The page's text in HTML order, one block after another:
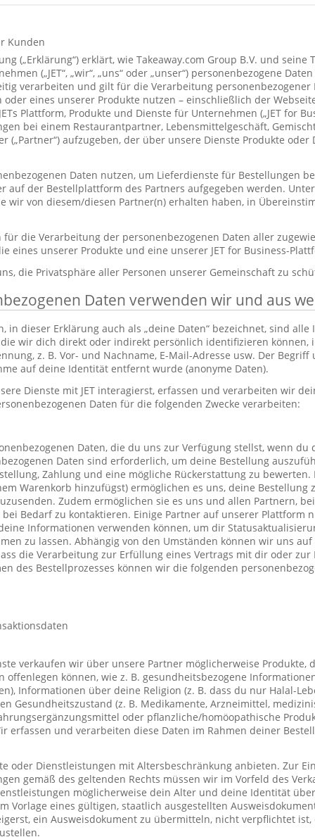
Kunden
(„Erklärung“) erklärt, wie Takeaway.com Group B.V. und seine
(„JET“, „wir“, „uns“ oder „unser“) personenbezogene
verarbeiten und gilt für die Verarbeitung personenbezogener
eines unserer Produkte nutzen – einschließlich der
Plattform, Produkte und Dienste für Unternehmen („JET for
bei einem Restaurantpartner, Lebensmittelgeschäft,
(„Partner“) aufzugeben, der über unsere Dienste Produkte
Daten nutzen, um Lieferdienste für Bestellungen
auf der Bestellplattform des Partners aufgegeben werden.
wir von diesem/diesen Partner(n) erhalten haben, in
für die Verarbeitung der personenbezogenen Daten aller
eines unserer Produkte und eine unserer JET for Business-
die Privatsphäre aller Personen unserer Gemeinschaft zu
Daten verwenden wir und aus
in dieser Erklärung auch als „deine Daten“ bezeichnet, sind
wir dich direkt oder indirekt persönlich identifizieren können,
z. B. Vor- und Nachname, E-Mail-Adresse usw. Der
auf deine Identität entfernt wurde (anonyme Daten).
Dienste mit JET interagierst, erfassen und verarbeiten wir
Daten für die folgenden Zwecke verarbeiten:
Daten, die du uns zur Verfügung stellst, wenn du
Daten sind erforderlich, um deine Bestellung
Zahlung und eine mögliche Rückerstattung zu
Warenkorb hinzufügst) ermöglichen es uns, deine
Zudem ermöglichen sie es uns und allen Partnern,
Bedarf zu kontaktieren. Einige Partner auf unserer Plattform
Informationen verwenden können, um dir
zu lassen. Abhängig von den Umständen können wir uns
die Verarbeitung zur Erfüllung eines Vertrags mit dir oder zur
des Bestellprozesses können wir die folgenden
verkaufen wir über unsere Partner möglicherweise Produkte,
offenlegen können, wie z. B. gesundheitsbezogene
Informationen über deine Religion (z. B. dass du nur Halal-
Gesundheitszustand (z. B. Medikamente, Arzneimittel,
oder pflanzliche/homöopathische
erfassen und verarbeiten diese Daten im Rahmen deiner
oder Dienstleistungen mit Altersbeschränkung anbieten. Zur
gemäß des geltenden Rechts müssen wir im Vorfeld des
möglicherweise dein Alter und deine Identität
Vorlage eines gültigen, staatlich ausgestellten
ein Ausweisdokument zu übermitteln, nicht verpflichtet